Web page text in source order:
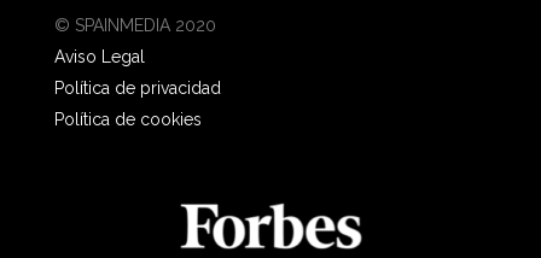
© SPAINMEDIA 2020
Aviso Legal
Política de privacidad
Política de cookies